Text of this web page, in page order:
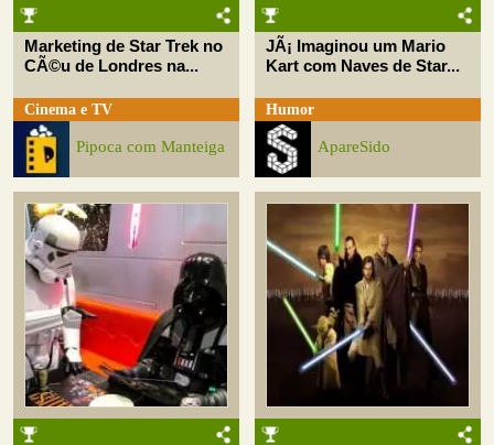
Marketing de Star Trek no
CÃ©u de Londres na...
Cinema e TV
Pipoca com Manteiga
JÃ¡ Imaginou um Mario
Kart com Naves de Star...
Humor
ApareSido